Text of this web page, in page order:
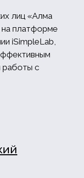
лиц «Алма
платформе
iSimpleLab,
работы с